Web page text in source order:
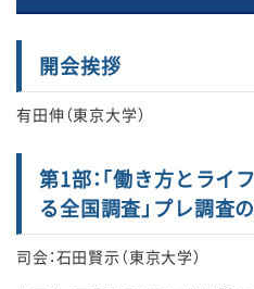
開会挨拶
有田伸（東京大学）
第1部：「働き方とラ
る全国調査」プレ調査
司会：石田賢示（東京大学）